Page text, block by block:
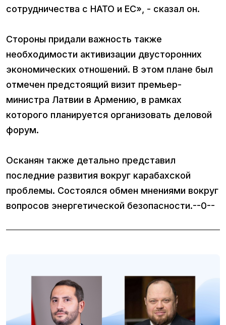
сотрудничества с НАТО и ЕС», - сказал он.
Стороны придали важность также
необходимости активизации двусторонних
экономических отношений. В этом плане был
отмечен предстоящий визит премьер-
министра Латвии в Армению, в рамках
которого планируется организовать деловой
форум.
Осканян также детально представил
последние развития вокруг карабахской
проблемы. Состоялся обмен мнениями вокруг
вопросов энергетической безопасности.--0--